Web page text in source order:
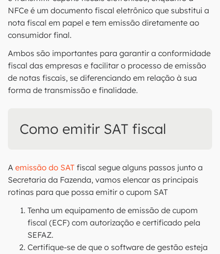
NFCe é um documento fiscal eletrônico que substitui a
nota fiscal em papel e tem emissão diretamente ao
consumidor final.
Ambos são importantes para garantir a conformidade
fiscal das empresas e facilitar o processo de emissão
de notas fiscais, se diferenciando em relação à sua
forma de transmissão e finalidade.
Como emitir SAT fiscal
A emissão do SAT fiscal segue alguns passos junto a
Secretaria da Fazenda, vamos elencar as principais
rotinas para que possa emitir o cupom SAT
Tenha um equipamento de emissão de cupom
fiscal (ECF) com autorização e certificado pela
SEFAZ.
Certifique-se de que o software de gestão esteja